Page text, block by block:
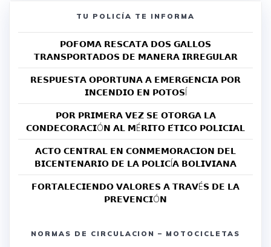
TU POLICÍA TE INFORMA
𝗣𝗢𝗙𝗢𝗠𝗔 𝗥𝗘𝗦𝗖𝗔𝗧𝗔 𝗗𝗢𝗦 𝗚𝗔𝗟𝗟𝗢𝗦
𝗧𝗥𝗔𝗡𝗦𝗣𝗢𝗥𝗧𝗔𝗗𝗢𝗦 𝗗𝗘 𝗠𝗔𝗡𝗘𝗥𝗔 𝗜𝗥𝗥𝗘𝗚𝗨𝗟𝗔𝗥
𝗥𝗘𝗦𝗣𝗨𝗘𝗦𝗧𝗔 𝗢𝗣𝗢𝗥𝗧𝗨𝗡𝗔 𝗔 𝗘𝗠𝗘𝗥𝗚𝗘𝗡𝗖𝗜𝗔 𝗣𝗢𝗥
𝗜𝗡𝗖𝗘𝗡𝗗𝗜𝗢 𝗘𝗡 𝗣𝗢𝗧𝗢𝗦Í
𝗣𝗢𝗥 𝗣𝗥𝗜𝗠𝗘𝗥𝗔 𝗩𝗘𝗭 𝗦𝗘 𝗢𝗧𝗢𝗥𝗚𝗔 𝗟𝗔
𝗖𝗢𝗡𝗗𝗘𝗖𝗢𝗥𝗔𝗖𝗜Ó𝗡 𝗔𝗟 𝗠É𝗥𝗜𝗧𝗢 𝗘́𝗧𝗜𝗖𝗢 𝗣𝗢𝗟𝗜𝗖𝗜𝗔𝗟
𝗔𝗖𝗧𝗢 𝗖𝗘𝗡𝗧𝗥𝗔𝗟 𝗘𝗡 𝗖𝗢𝗡𝗠𝗘𝗠𝗢𝗥𝗔𝗖𝗜𝗢𝗡 𝗗𝗘𝗟
𝗕𝗜𝗖𝗘𝗡𝗧𝗘𝗡𝗔𝗥𝗜𝗢 𝗗𝗘 𝗟𝗔 𝗣𝗢𝗟𝗜𝗖Í𝗔 𝗕𝗢𝗟𝗜𝗩𝗜𝗔𝗡𝗔
𝗙𝗢𝗥𝗧𝗔𝗟𝗘𝗖𝗜𝗘𝗡𝗗𝗢 𝗩𝗔𝗟𝗢𝗥𝗘𝗦 𝗔 𝗧𝗥𝗔𝗩É𝗦 𝗗𝗘 𝗟𝗔
𝗣𝗥𝗘𝗩𝗘𝗡𝗖𝗜Ó𝗡
NORMAS DE CIRCULACION – MOTOCICLETAS